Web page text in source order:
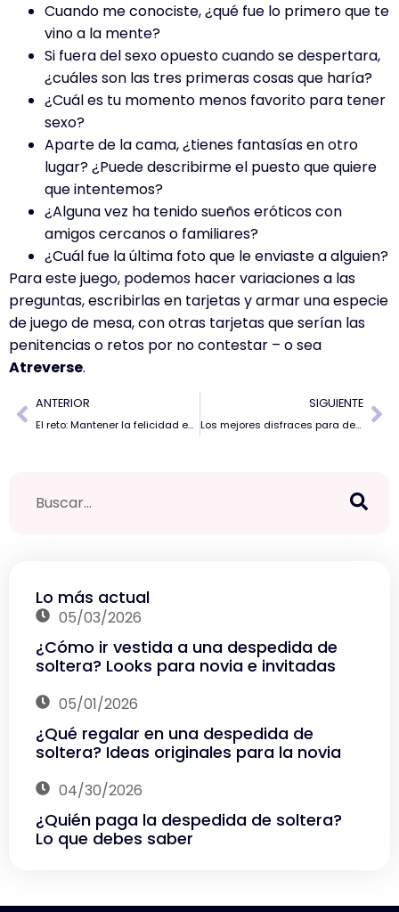
Cuando me conociste, ¿qué fue lo primero que te
vino a la mente?
Si fuera del sexo opuesto cuando se despertara,
¿cuáles son las tres primeras cosas que haría?
¿Cuál es tu momento menos favorito para tener
sexo?
Aparte de la cama, ¿tienes fantasías en otro
lugar? ¿Puede describirme el puesto que quiere
que intentemos?
¿Alguna vez ha tenido sueños eróticos con
amigos cercanos o familiares?
¿Cuál fue la última foto que le enviaste a alguien?
Para este juego, podemos hacer variaciones a las
preguntas, escribirlas en tarjetas y armar una especie
de juego de mesa, con otras tarjetas que serían las
penitencias o retos por no contestar – o sea
Atreverse.
ANTERIOR
El reto: Mantener la felicidad en pareja
SIGUIENTE
Los mejores disfraces para despedidas
Lo más actual
05/03/2026
¿Cómo ir vestida a una despedida de
soltera? Looks para novia e invitadas
05/01/2026
¿Qué regalar en una despedida de
soltera? Ideas originales para la novia
04/30/2026
¿Quién paga la despedida de soltera?
Lo que debes saber